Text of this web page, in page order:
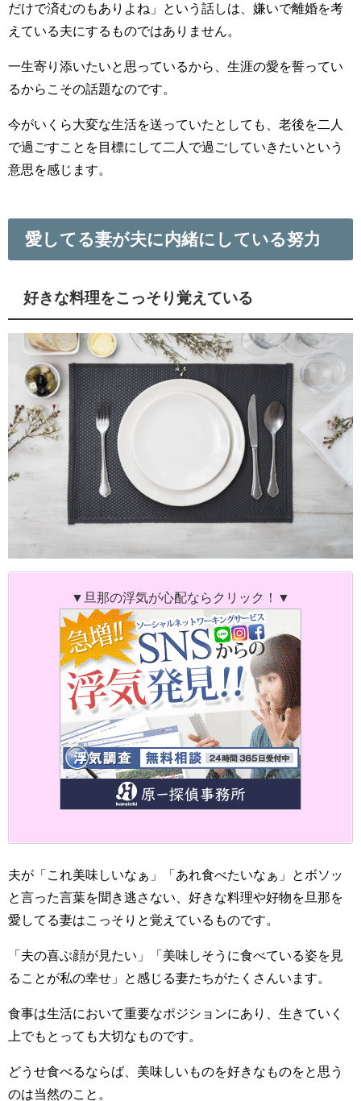
だけで済むのもありよね」という話しは、嫌いで離婚を考
えている夫にするものではありません。
一生寄り添いたいと思っているから、生涯の愛を誓ってい
るからこその話題なのです。
今がいくら大変な生活を送っていたとしても、老後を二人
で過ごすことを目標にして二人で過ごしていきたいという
意思を感じます。
愛してる妻が夫に内緒にしている努力
好きな料理をこっそり覚えている
▼旦那の浮気が心配ならクリック！▼
夫が「これ美味しいなぁ」「あれ食べたいなぁ」とボソッ
と言った言葉を聞き逃さない、好きな料理や好物を旦那を
愛してる妻はこっそりと覚えているものです。
「夫の喜ぶ顔が見たい」「美味しそうに食べている姿を見
ることが私の幸せ」と感じる妻たちがたくさんいます。
食事は生活において重要なポジションにあり、生きていく
上でもとっても大切なものです。
どうせ食べるならば、美味しいものを好きなものをと思う
のは当然のこと。